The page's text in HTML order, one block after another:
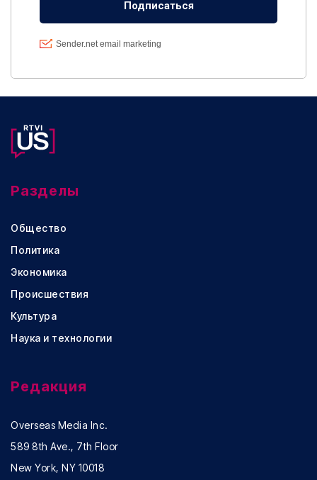
Разделы
Общество
Политика
Экономика
Происшествия
Культура
Наука и технологии
Редакция
Overseas Media Inc.
589 8th Ave., 7th Floor
New York, NY 10018